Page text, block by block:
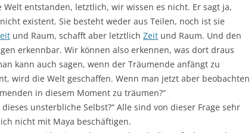
entstanden, letztlich, wir wissen es nicht. Er sagt ja,
existent. Sie besteht weder aus Teilen, noch ist sie
und Raum, schafft aber letztlich Zeit und Raum. Und den
erkennbar. Wir können also erkennen, was dort draus
kann auch sagen, wenn der Träumende anfängt zu
wird die Welt geschaffen. Wenn man jetzt aber beobachten
in diesem Moment zu träumen?“
unsterbliche Selbst?“ Alle sind von dieser Frage sehr
nicht mit Maya beschäftigen.